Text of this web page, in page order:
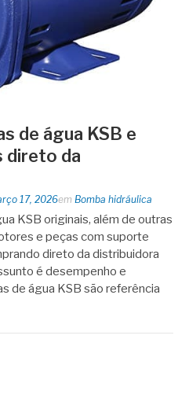
de água KSB e
direto da
17, 2026em Bomba hidráulica
KSB originais, além de outras
e peças com suporte
direto da distribuidora
é desempenho e
de água KSB são referência